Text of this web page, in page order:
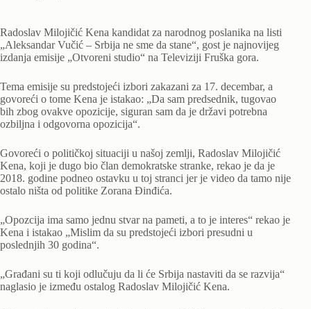
Radoslav Milojičić Kena kandidat za narodnog poslanika na listi
„Aleksandar Vučić – Srbija ne sme da stane“, gost je najnovijeg
izdanja emisije „Otvoreni studio“ na Televiziji Fruška gora.
Tema emisije su predstojeći izbori zakazani za 17. decembar, a
govoreći o tome Kena je istakao: „Da sam predsednik, tugovao
bih zbog ovakve opozicije, siguran sam da je državi potrebna
ozbiljna i odgovorna opozicija“.
Govoreći o političkoj situaciji u našoj zemlji, Radoslav Milojičić
Kena, koji je dugo bio član demokratske stranke, rekao je da je
2018. godine podneo ostavku u toj stranci jer je video da tamo nije
ostalo ništa od politike Zorana Đinđića.
„Opozcija ima samo jednu stvar na pameti, a to je interes“ rekao je
Kena i istakao „Mislim da su predstojeći izbori presudni u
poslednjih 30 godina“.
„Građani su ti koji odlučuju da li će Srbija nastaviti da se razvija“
naglasio je između ostalog Radoslav Milojičić Kena.